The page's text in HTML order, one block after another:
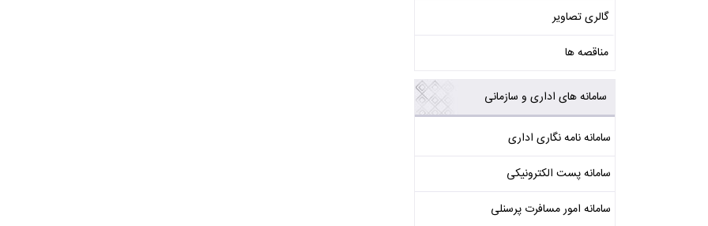
گالری تصاویر
مناقصه ها
سامانه های اداری و سازمانی
سامانه نامه نگاری اداری
سامانه پست الکترونیکی
سامانه امور مسافرت پرسنلی